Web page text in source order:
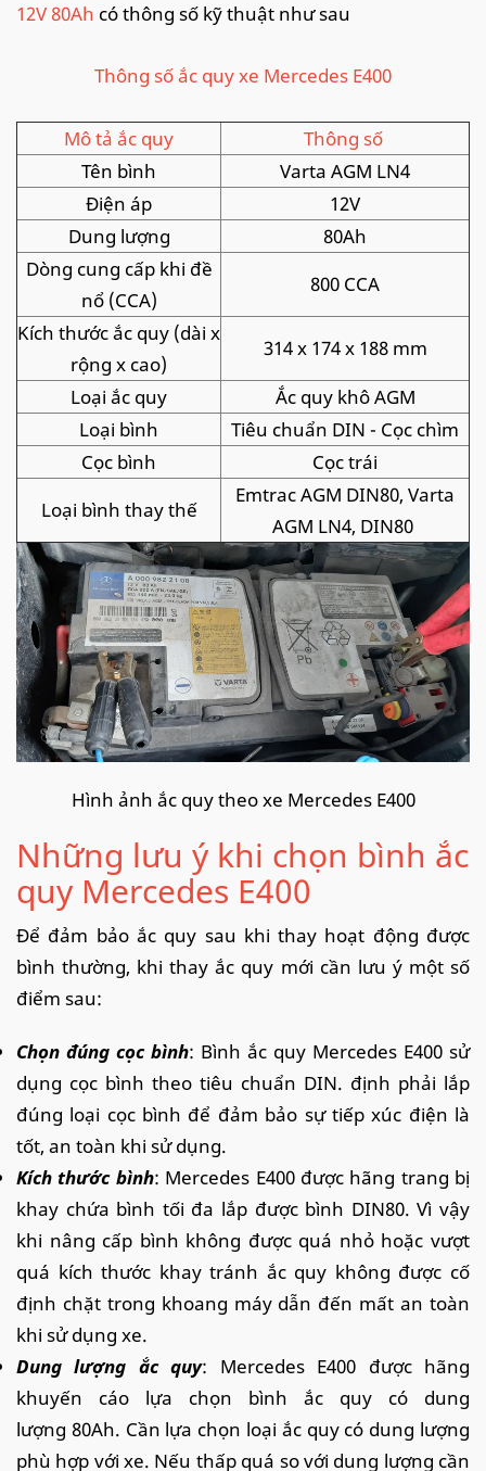
12V 80Ah có thông số kỹ thuật như sau
Thông số ắc quy xe Mercedes E400
Mô tả ắc quy
Thông số
Tên bình
Varta AGM LN4
Điện áp
12V
Dung lượng
80Ah
Dòng cung cấp khi đề
nổ (CCA)
800 CCA
Kích thước ắc quy (dài x
rộng x cao)
314 x 174 x 188 mm
Loại ắc quy
Ắc quy khô AGM
Loại bình
Tiêu chuẩn DIN - Cọc chìm
Cọc bình
Cọc trái
Loại bình thay thế
Emtrac AGM DIN80, Varta
AGM LN4, DIN80
Hình ảnh ắc quy theo xe Mercedes E400
Những lưu ý khi chọn bình ắc
quy Mercedes E400
Để đảm bảo ắc quy sau khi thay hoạt động được
bình thường, khi thay ắc quy mới cần lưu ý một số
điểm sau:
Chọn đúng cọc bình: Bình ắc quy Mercedes E400 sử
dụng cọc bình theo tiêu chuẩn DIN. định phải lắp
đúng loại cọc bình để đảm bảo sự tiếp xúc điện là
tốt, an toàn khi sử dụng.
Kích thước bình: Mercedes E400 được hãng trang bị
khay chứa bình tối đa lắp được bình DIN80. Vì vậy
khi nâng cấp bình không được quá nhỏ hoặc vượt
quá kích thước khay tránh ắc quy không được cố
định chặt trong khoang máy dẫn đến mất an toàn
khi sử dụng xe.
Dung lượng ắc quy: Mercedes E400 được hãng
khuyến cáo lựa chọn bình ắc quy có dung
lượng 80Ah. Cần lựa chọn loại ắc quy có dung lượng
phù hợp với xe. Nếu thấp quá so với dung lượng cần